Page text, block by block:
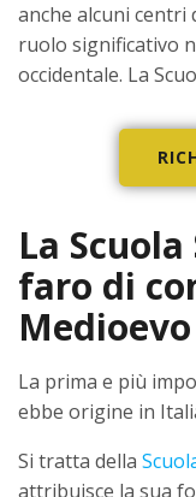
anche alcuni centri
ruolo significativo
occidentale. La
La
faro di
Medioevo
La prima e più
ebbe origine in
Si tratta della
attribuisce la sua